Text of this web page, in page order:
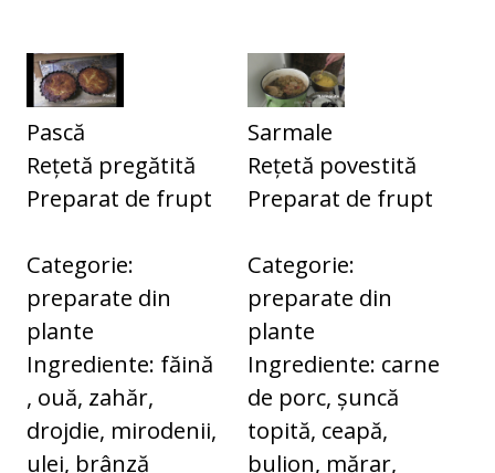
Pască
Rețetă pregătită
Preparat de frupt
Categorie:
preparate din
plante
Ingrediente: făină
, ouă, zahăr,
drojdie, mirodenii,
ulei, brânză
Sarmale
Rețetă povestită
Preparat de frupt
Categorie:
preparate din
plante
Ingrediente: carne
de porc, șuncă
topită, ceapă,
bulion, mărar,